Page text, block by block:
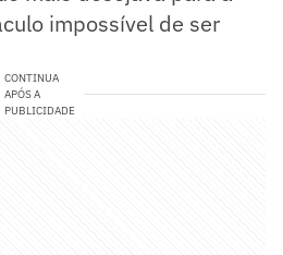
impossível de ser
CONTINUA
APÓS A
PUBLICIDADE